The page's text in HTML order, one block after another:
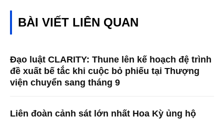
BÀI VIẾT LIÊN QUAN
Đạo luật CLARITY: Thune lên kế hoạch đệ trình
đề xuất bế tắc khi cuộc bỏ phiếu tại Thượng
viện chuyển sang tháng 9
Liên đoàn cảnh sát lớn nhất Hoa Kỳ ủng hộ